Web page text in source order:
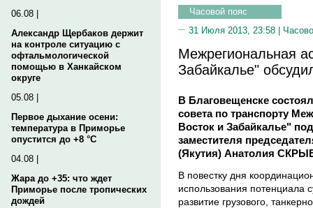
06.08 |
Александр Щербаков держит
на контроле ситуацию с
офтальмологической
помощью в Ханкайском
округе
05.08 |
Первое дыхание осени:
температура в Приморье
опустится до +8 °C
04.08 |
Жара до +35: что ждет
Приморье после тропических
дождей
Часовой пояс
31 Июля 2013, 23:58 |
Межрегиональная
Забайкалье"
В Благовещенске
совета по транспорту
Восток и Забайкалье"
заместителя
(Якутия) Анатолия
В повестку дня
использования потенциала
развитие грузового,